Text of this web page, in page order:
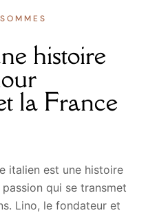
histoire
la France
italien est une histoire
qui se transmet
Lino, le fondateur et